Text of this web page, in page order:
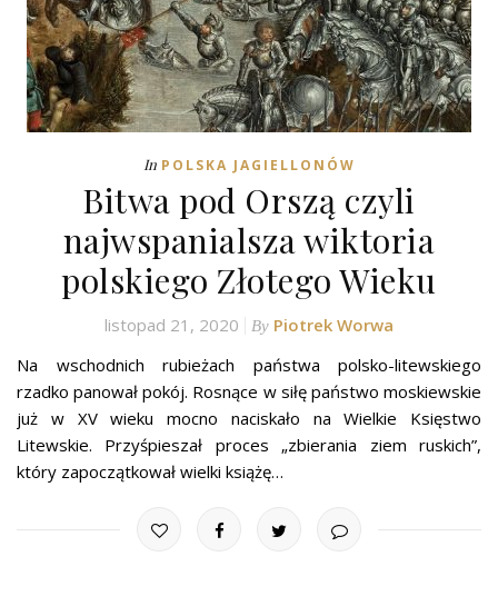
In POLSKA JAGIELLONÓW
Bitwa pod Orszą czyli
najwspanialsza wiktoria
polskiego Złotego Wieku
listopad 21, 2020 By Piotrek Worwa
Na wschodnich rubieżach państwa polsko-litewskiego
rzadko panował pokój. Rosnące w siłę państwo moskiewskie
już w XV wieku mocno naciskało na Wielkie Księstwo
Litewskie. Przyśpieszał proces „zbierania ziem ruskich”,
który zapoczątkował wielki książę…